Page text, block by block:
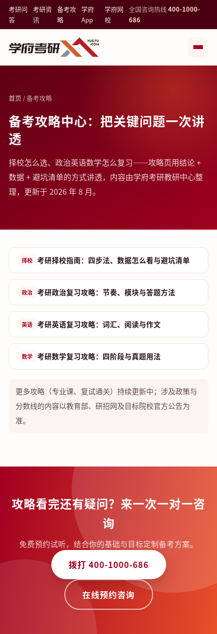
考研问
答
考研资
讯
备考攻
略
学府
App
学府网
校
全国咨询热线400-1000-
686
首页/ 备考攻略
备考攻略中心：把关键问题一次讲
透
择校怎么选、政治英语数学怎么复习——攻略页用结论 +
数据 + 避坑清单的方式讲透，内容由学府考研教研中心整
理，更新于 2026 年 8 月。
择校 考研择校指南：四步法、数据怎么看与避坑清单
政治 考研政治复习攻略：节奏、模块与答题方法
英语 考研英语复习攻略：词汇、阅读与作文
数学 考研数学复习攻略：四阶段与真题用法
更多攻略（专业课、复试通关）持续更新中；涉及政策与
分数线的内容以教育部、研招网及目标院校官方公告为
准。
攻略看完还有疑问？来一次一对一咨
询
免费预约试听，结合你的基础与目标定制备考方案。
拨打 400-1000-686
在线预约咨询